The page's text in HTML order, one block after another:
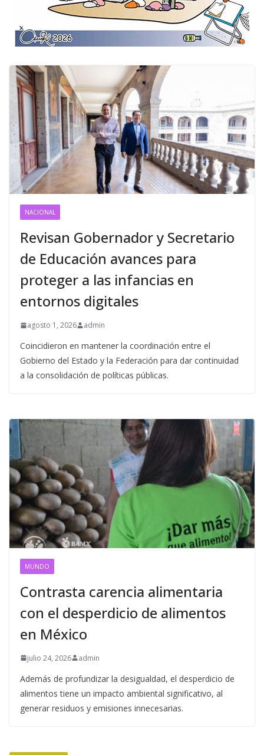
NACIONAL
Revisan Gobernador y Secretario
de Educación avances para
proteger a las infancias en
entornos digitales
agosto 1, 2026 admin
Coincidieron en mantener la coordinación entre el
Gobierno del Estado y la Federación para dar continuidad
a la consolidación de políticas públicas.
MUNDO
Contrasta carencia alimentaria
con el desperdicio de alimentos
en México
julio 24, 2026 admin
Además de profundizar la desigualdad, el desperdicio de
alimentos tiene un impacto ambiental significativo, al
generar residuos y emisiones innecesarias.